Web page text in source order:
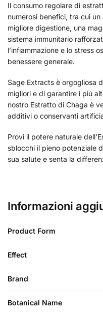
Il consumo regolare di
numerosi benefici, tra cui
migliore digestione, una
sistema immunitario
l’infiammazione e lo stress
benessere generale.
Sage Extracts è orgogliosa
migliori e di garantire i più
nostro Estratto di Chaga è
additivi o conservanti
Provi il potere naturale
sblocchi il pieno potenziale
sua salute e senta la
Informazioni
Product Form
Effect
Brand
Botanical Name